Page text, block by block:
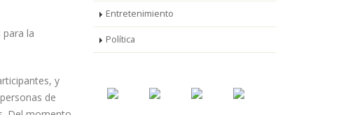
la
y
de
Entretenimiento
Política